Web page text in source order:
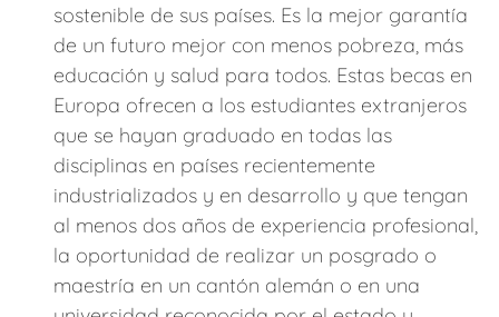
sostenible de sus países. Es la mejor garantía
de un futuro mejor con menos pobreza, más
educación y salud para todos. Estas becas en
Europa ofrecen a los estudiantes extranjeros
que se hayan graduado en todas las
disciplinas en países recientemente
industrializados y en desarrollo y que tengan
al menos dos años de experiencia profesional,
la oportunidad de realizar un posgrado o
maestría en un cantón alemán o en una